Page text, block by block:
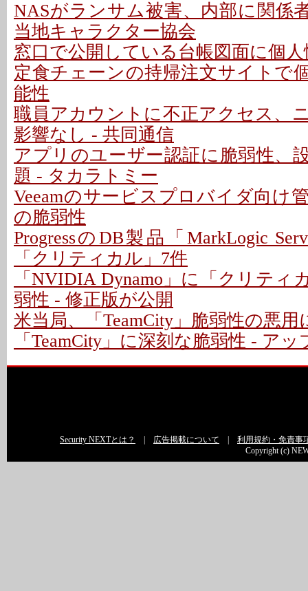
NASがランサム被害、内部に関係
当地キャラクター協会
窓口で公開している台帳図面に個
定食チェーンの持帰注文サイトで
能性
職員アカウントに不正アクセス、
影響なし - 共同通信
アプリのユーザー認証に脆弱性、
題 - タカラトミー
Veeamのサービスプロバイダ向け
の脆弱性
ProgressのDB製品「MarkLogic
「クリティカル」7件
「NVIDIA Dynamo」に「クリティ
弱性 - 修正版が公開
米当局、「TeamCity」脆弱性の悪用
「TeamCity」に深刻な脆弱性 - ア
Security NEXTとは？ 広告掲載について
利用規約・免責事
Copyright (c)